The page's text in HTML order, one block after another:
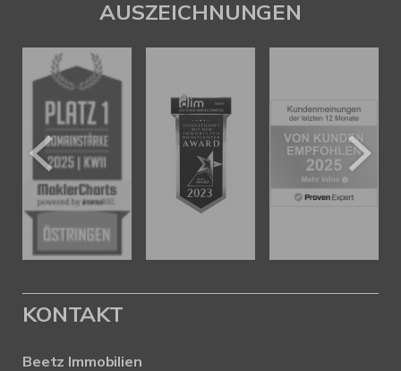
AUSZEICHNUNGEN
KONTAKT
Beetz Immobilien